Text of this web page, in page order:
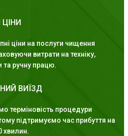
ціни на послуги чищення
витрати на техніку,
та ручну працю.
ВИЇЗД
терміновість процедури
підтримуємо час прибуття на
хвилин.